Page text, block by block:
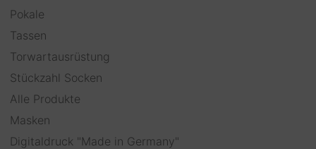
Pokale
Tassen
Torwartausrüstung
Stückzahl Socken
Alle Produkte
Masken
Digitaldruck "Made in Germany"